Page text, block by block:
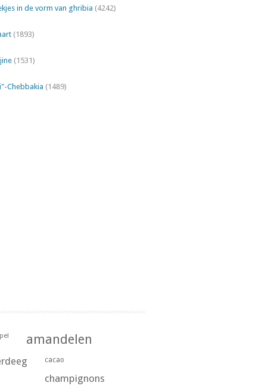
in de vorm van ghribia (4242)
(1893)
(1531)
Chebbakia (1489)
amandelen
cacao
champignons